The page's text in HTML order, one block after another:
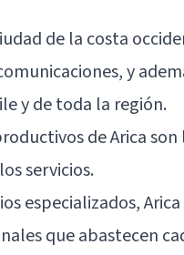
de la costa
y
y de toda la región.
de Arica
servicios.
especializados,
que abastecen